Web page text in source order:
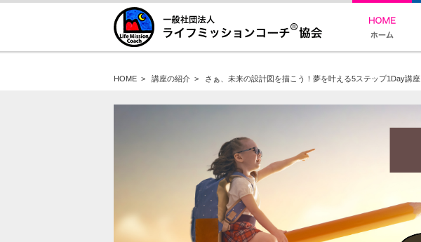
HOME > 講座の紹介 > さぁ、未来の設計図を描こう！夢を叶える5ステップ1Day講座